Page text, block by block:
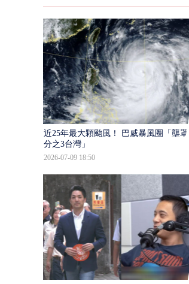
近25年最大顆颱風！ 巴威暴風圈「壟罩4
分之3台灣」
2026-07-09 18:50